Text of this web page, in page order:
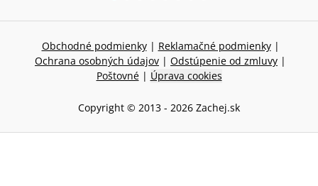
Obchodné podmienky | Reklamačné podmienky |
Ochrana osobných údajov | Odstúpenie od zmluvy |
Poštovné | Úprava cookies
Copyright © 2013 - 2026 Zachej.sk